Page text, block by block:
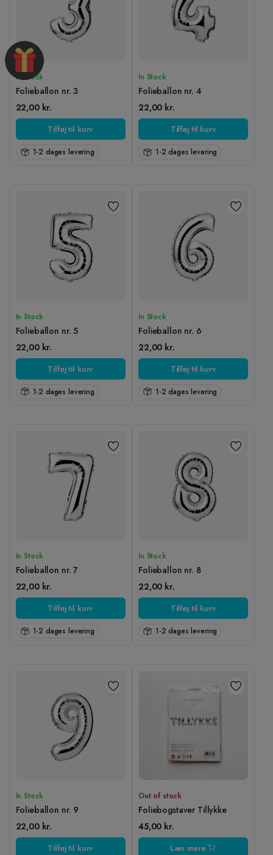
In Stock
Folieballon nr. 3
22,00 kr.
Tilføj til kurv
1-2 dages levering
In Stock
Folieballon nr. 4
22,00 kr.
Tilføj til kurv
1-2 dages levering
In Stock
Folieballon nr. 5
22,00 kr.
Tilføj til kurv
1-2 dages levering
In Stock
Folieballon nr. 6
22,00 kr.
Tilføj til kurv
1-2 dages levering
In Stock
Folieballon nr. 7
22,00 kr.
Tilføj til kurv
1-2 dages levering
In Stock
Folieballon nr. 8
22,00 kr.
Tilføj til kurv
1-2 dages levering
In Stock
Folieballon nr. 9
22,00 kr.
Tilføj til kurv
Out of stock
Foliebogstaver Tillykke
45,00 kr.
Læs mere